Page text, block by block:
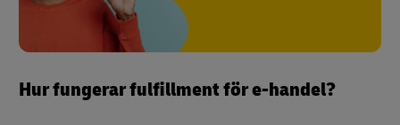
Hur fungerar fulfillment för e-handel?